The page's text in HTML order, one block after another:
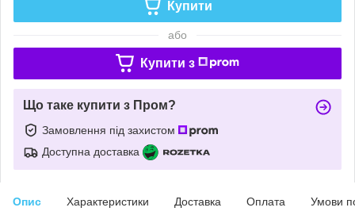
Купити
або
Купити з
Що таке купити з Пром?
Замовлення під захистом
Доступна доставка
Опис Характеристики Доставка Оплата Умови